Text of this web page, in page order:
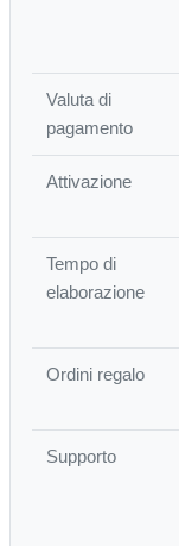
Valuta di
pagamento
Attivazione
Tempo di
elaborazione
Ordini regalo
Supporto